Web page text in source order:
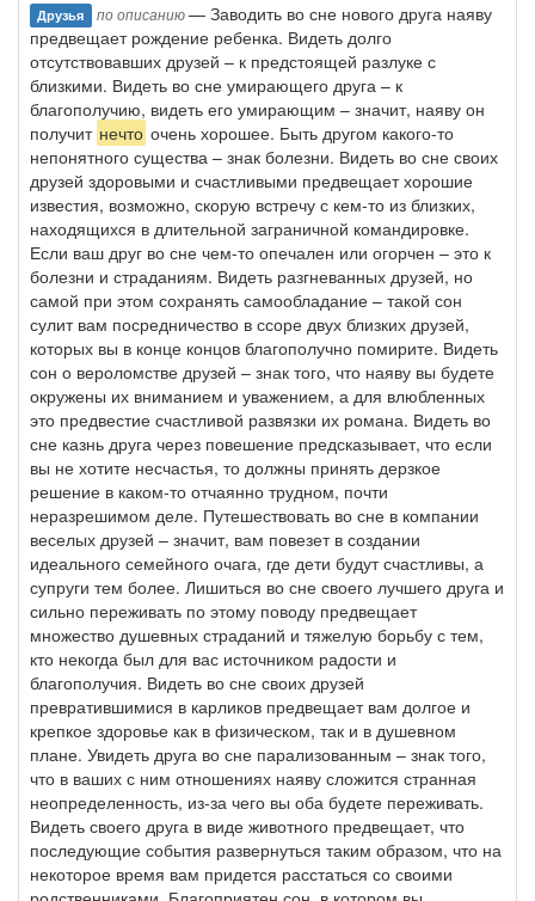
Друзья по описанию— Заводить во сне нового друга наяву
предвещает рождение ребенка. Видеть долго
отсутствовавших друзей – к предстоящей разлуке с
близкими. Видеть во сне умирающего друга – к
благополучию, видеть его умирающим – значит, наяву он
получит нечто очень хорошее. Быть другом какого-то
непонятного существа – знак болезни. Видеть во сне своих
друзей здоровыми и счастливыми предвещает хорошие
известия, возможно, скорую встречу с кем-то из близких,
находящихся в длительной заграничной командировке.
Если ваш друг во сне чем-то опечален или огорчен – это к
болезни и страданиям. Видеть разгневанных друзей, но
самой при этом сохранять самообладание – такой сон
сулит вам посредничество в ссоре двух близких друзей,
которых вы в конце концов благополучно помирите. Видеть
сон о вероломстве друзей – знак того, что наяву вы будете
окружены их вниманием и уважением, а для влюбленных
это предвестие счастливой развязки их романа. Видеть во
сне казнь друга через повешение предсказывает, что если
вы не хотите несчастья, то должны принять дерзкое
решение в каком-то отчаянно трудном, почти
неразрешимом деле. Путешествовать во сне в компании
веселых друзей – значит, вам повезет в создании
идеального семейного очага, где дети будут счастливы, а
супруги тем более. Лишиться во сне своего лучшего друга и
сильно переживать по этому поводу предвещает
множество душевных страданий и тяжелую борьбу с тем,
кто некогда был для вас источником радости и
благополучия. Видеть во сне своих друзей
превратившимися в карликов предвещает вам долгое и
крепкое здоровье как в физическом, так и в душевном
плане. Увидеть друга во сне парализованным – знак того,
что в ваших с ним отношениях наяву сложится странная
неопределенность, из-за чего вы оба будете переживать.
Видеть своего друга в виде животного предвещает, что
последующие события развернуться таким образом, что на
некоторое время вам придется расстаться со своими